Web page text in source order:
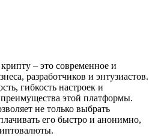
– это современное и
разработчиков и энтузиастов.
гибкость настроек и
этой платформы.
не только выбрать
его быстро и анонимно,